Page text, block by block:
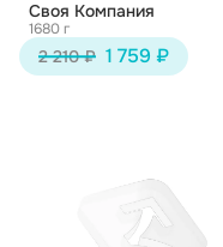
Своя Компания
1680 г
2 210 ₽ 1 759 ₽